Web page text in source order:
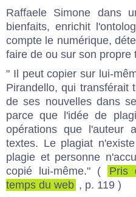
Raffaele Simone dans
bienfaits, enrichit
compte le numérique,
faire de ou sur son propre
" Il peut copier sur lui-
Pirandello, qui transférait
de ses nouvelles dans
parce que l'idée de
opérations que l'auteur
textes. Le plagiat
plagie et personne
copié lui-même." (
Pris
temps du web , p. 119 )